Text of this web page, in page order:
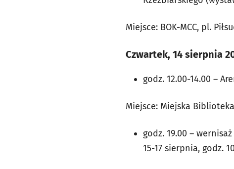
Miejsce: BOK-MCC, pl.
Czwartek, 14 sierpnia
godz. 12.00-14.00 –
Miejsce: Miejska
godz. 19.00 –
15-17 sierpnia, godz.